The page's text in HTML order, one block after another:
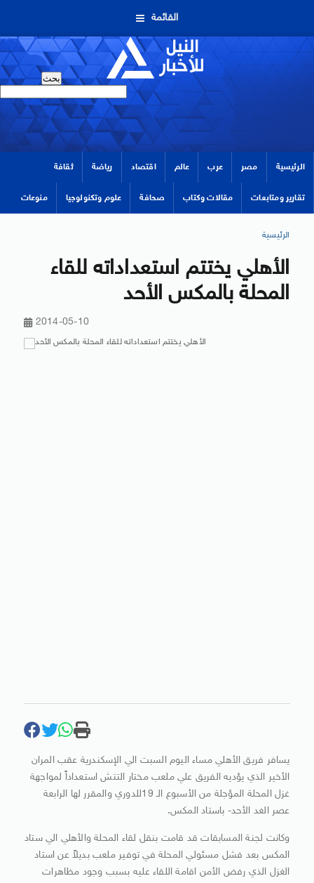
القائمة
الرئيسية مصر عرب عالم اقتصاد رياضة ثقافة
تقارير ومتابعات مقالات وكتاب صحافة علوم وتكنولوجيا منوعات
الرئيسية
الأهلي‮ ‬يختتم استعداداته للقاء
المحلة بالمكس‮ الأحد
2014-05-10
يسافر فريق الأهلي مساء اليوم السبت الي‮ ‬الإسكندرية عقب المران
‬غزل المحلة المؤجلة من الأسبوع الـ19‮ ‬للدوري والمقرر لها الرابعة
عصر الغد الأحد‮- ‬باستاد المكس.‬
وكانت لجنة المسابقات قد قامت بنقل لقاء المحلة والأهلي الي ستاد
المكس بعد فشل مسئولي المحلة في توفير ملعب بديلاً عن استاد
الغزل الذي رفض الأمن اقامة اللقاء عليه بسبب وجود مظاهرات